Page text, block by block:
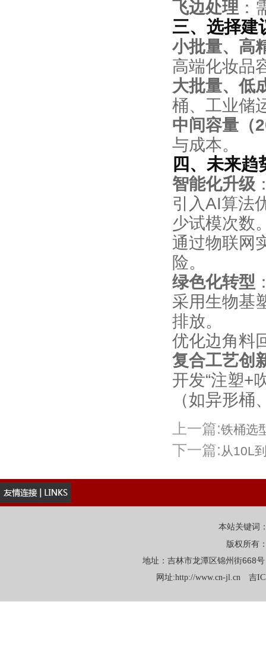
飞边处理 ：
三、选择建
小批量、高
高端化妆品
大批量、低
桶、工业储
中间容量（
与成本。
四、未来趋
智能化升级
引入AI算法
少试模次数
通过物联网
险。
绿色化转型
采用生物基
排放。
优化边角料
复合工艺创
开发“注塑+
（如异形
上一篇:铁桶选
下一篇: 从10L
本站关键词
版权所有
地址：吉林市龙潭区锦州街
网址:http://www.cn-jl.cn 吉